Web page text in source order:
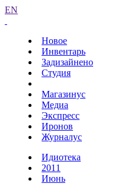
EN
Новое
Инвентарь
Задизайнено
Студия
Магазинус
Медиа
Экспресс
Иронов
Журналус
Идиотека
2011
Июнь